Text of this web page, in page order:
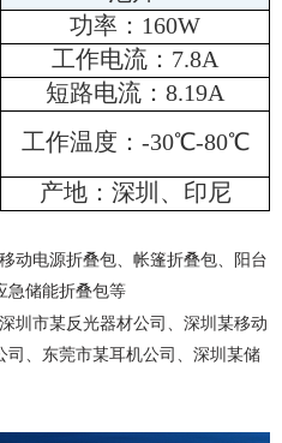
功率：160W
工作电流：7.8A
短路电流：8.19A
工作温度：-30℃-80℃
产地：深圳、印尼
动电源折叠包、帐篷折叠包、阳台
急储能折叠包等
圳市某反光器材公司、深圳某移动
司、东莞市某耳机公司、深圳某储